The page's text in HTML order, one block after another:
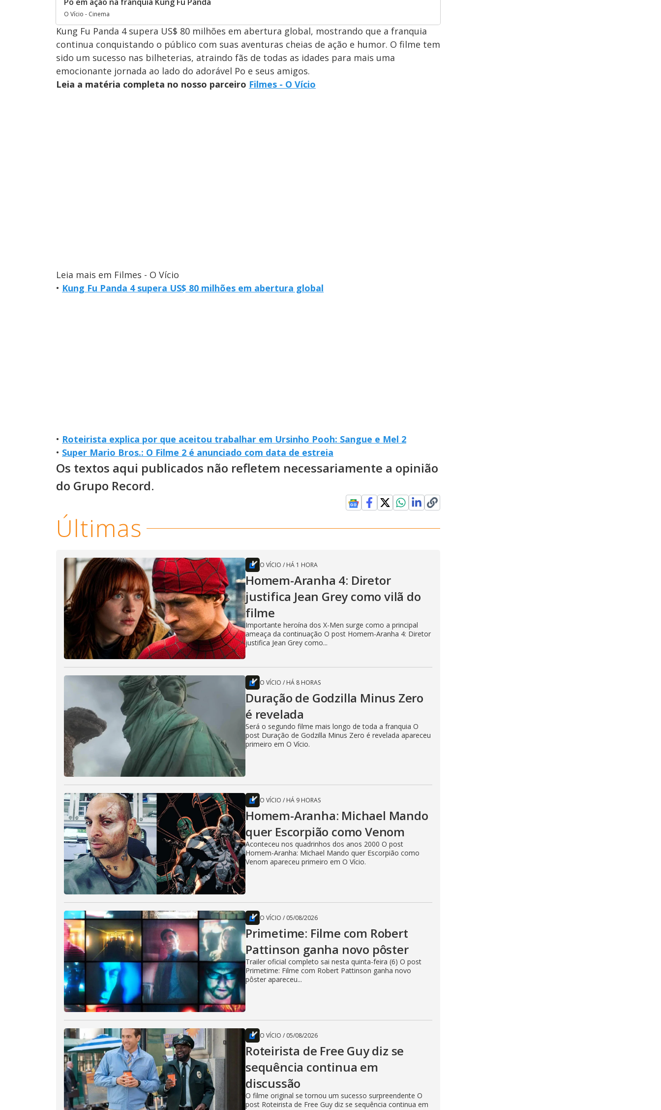
O Vício - Cinema
Kung Fu Panda 4 supera US$ 80 milhões em abertura global, mostrando que a franquia
continua conquistando o público com suas aventuras cheias de ação e humor. O filme tem
sido um sucesso nas bilheterias, atraindo fãs de todas as idades para mais uma
emocionante jornada ao lado do adorável Po e seus amigos.
Leia a matéria completa no nosso parceiro Filmes - O Vício
Leia mais em Filmes - O Vício
• Kung Fu Panda 4 supera US$ 80 milhões em abertura global
• Roteirista explica por que aceitou trabalhar em Ursinho Pooh: Sangue e Mel 2
• Super Mario Bros.: O Filme 2 é anunciado com data de estreia
Os textos aqui publicados não refletem necessariamente a opinião
do Grupo Record.
Últimas
O VÍCIO / HÁ 1 HORA
Homem-Aranha 4: Diretor
justifica Jean Grey como vilã do
filme
Importante heroína dos X-Men surge como a principal
ameaça da continuação O post Homem-Aranha 4: Diretor
justifica Jean Grey como...
O VÍCIO / HÁ 8 HORAS
Duração de Godzilla Minus Zero
é revelada
Será o segundo filme mais longo de toda a franquia O
post Duração de Godzilla Minus Zero é revelada apareceu
primeiro em O Vício.
O VÍCIO / HÁ 9 HORAS
Homem-Aranha: Michael Mando
quer Escorpião como Venom
Aconteceu nos quadrinhos dos anos 2000 O post
Homem-Aranha: Michael Mando quer Escorpião como
Venom apareceu primeiro em O Vício.
O VÍCIO / 05/08/2026
Primetime: Filme com Robert
Pattinson ganha novo pôster
Trailer oficial completo sai nesta quinta-feira (6) O post
Primetime: Filme com Robert Pattinson ganha novo
pôster apareceu...
O VÍCIO / 05/08/2026
Roteirista de Free Guy diz se
sequência continua em
discussão
O filme original se tornou um sucesso surpreendente O
post Roteirista de Free Guy diz se sequência continua em